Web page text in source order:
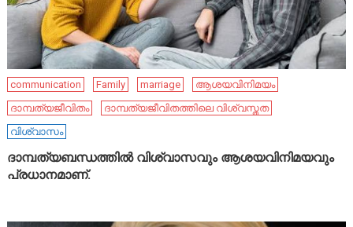
communication Family marriage
ആശയവിനിമയം
ദാമ്പത്യജീവിതം
ദാമ്പത്യജീവിതത്തിലെ വിശ്വസ്തത
വിശ്വാസം
ദാമ്പത്യബന്ധത്തിൽ വിശ്വാസവും ആശയവിനിമയവും
പ്രധാനമാണ്.